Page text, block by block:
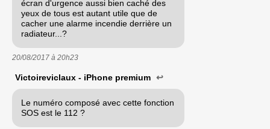
écran d'urgence aussi bien caché des
yeux de tous est autant utile que de
cacher une alarme incendie derrière un
radiateur...?
20/08/2017 à 20h23
Victoireviclaux - iPhone premium ↩
Le numéro composé avec cette fonction
SOS est le 112 ?